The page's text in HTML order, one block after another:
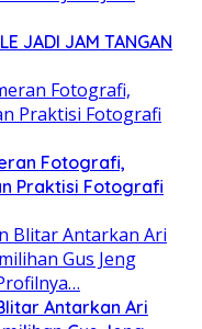
JADI JAM TANGAN
Fotografi,
Praktisi Fotografi
Antarkan Ari